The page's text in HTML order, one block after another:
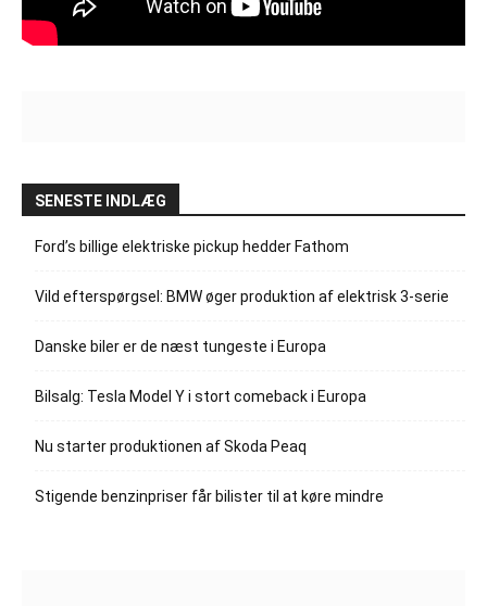
SENESTE INDLÆG
Ford’s billige elektriske pickup hedder Fathom
Vild efterspørgsel: BMW øger produktion af elektrisk 3-serie
Danske biler er de næst tungeste i Europa
Bilsalg: Tesla Model Y i stort comeback i Europa
Nu starter produktionen af Skoda Peaq
Stigende benzinpriser får bilister til at køre mindre